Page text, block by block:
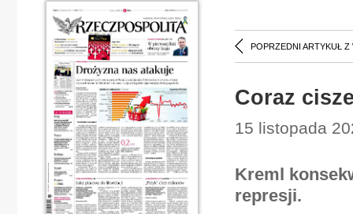
POPRZEDNI ARTYKUŁ Z
Coraz
15 listopada
Kreml
represji.